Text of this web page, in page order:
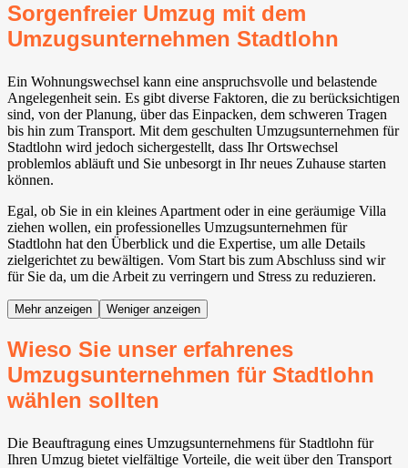
Sorgenfreier Umzug mit dem
Umzugsunternehmen Stadtlohn
Ein Wohnungswechsel kann eine anspruchsvolle und belastende
Angelegenheit sein. Es gibt diverse Faktoren, die zu berücksichtigen
sind, von der Planung, über das Einpacken, dem schweren Tragen
bis hin zum Transport. Mit dem geschulten Umzugsunternehmen für
Stadtlohn wird jedoch sichergestellt, dass Ihr Ortswechsel
problemlos abläuft und Sie unbesorgt in Ihr neues Zuhause starten
können.
Egal, ob Sie in ein kleines Apartment oder in eine geräumige Villa
ziehen wollen, ein professionelles Umzugsunternehmen für
Stadtlohn hat den Überblick und die Expertise, um alle Details
zielgerichtet zu bewältigen. Vom Start bis zum Abschluss sind wir
für Sie da, um die Arbeit zu verringern und Stress zu reduzieren.
Mehr anzeigen Weniger anzeigen
Wieso Sie unser erfahrenes
Umzugsunternehmen für Stadtlohn
wählen sollten
Die Beauftragung eines Umzugsunternehmens für Stadtlohn für
Ihren Umzug bietet vielfältige Vorteile, die weit über den Transport